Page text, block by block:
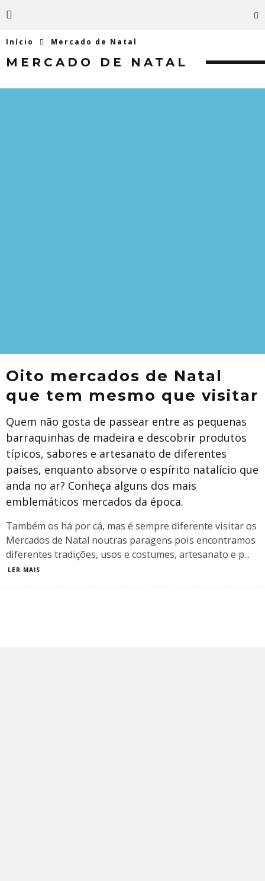
Início Mercado de Natal
MERCADO DE NATAL
Oito mercados de Natal
que tem mesmo que visitar
Quem não gosta de passear entre as pequenas
barraquinhas de madeira e descobrir produtos
típicos, sabores e artesanato de diferentes
países, enquanto absorve o espírito natalício que
anda no ar? Conheça alguns dos mais
emblemáticos mercados da época.
Também os há por cá, mas é sempre diferente visitar os
Mercados de Natal noutras paragens pois encontramos
diferentes tradições, usos e costumes, artesanato e p...
LER MAIS